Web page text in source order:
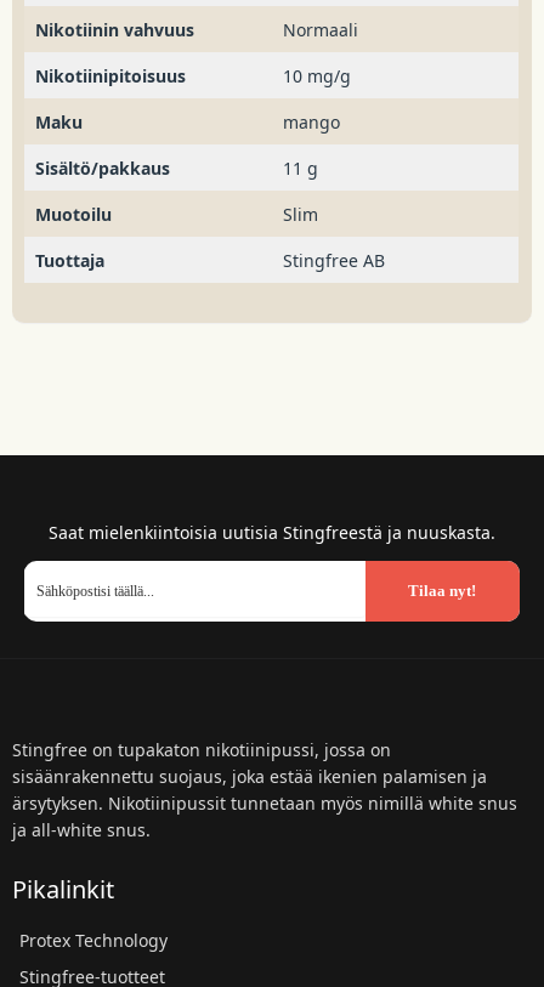
Nikotiinin vahvuus
Normaali
Nikotiinipitoisuus
10 mg/g
Maku
mango
Sisältö/pakkaus
11 g
Muotoilu
Slim
Tuottaja
Stingfree AB
Saat mielenkiintoisia uutisia Stingfreestä ja nuuskasta.
Tilaa nyt!
Stingfree on tupakaton nikotiinipussi, jossa on
sisäänrakennettu suojaus, joka estää ikenien palamisen ja
ärsytyksen. Nikotiinipussit tunnetaan myös nimillä white snus
ja all-white snus.
Pikalinkit
Protex Technology
Stingfree-tuotteet